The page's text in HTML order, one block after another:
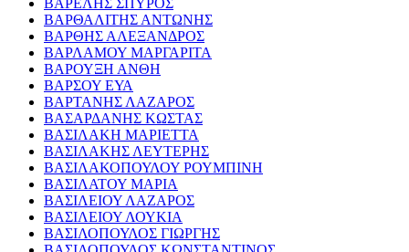
ΒΑΡΕΛΗΣ ΣΠΥΡΟΣ
ΒΑΡΘΑΛΙΤΗΣ ΑΝΤΩΝΗΣ
ΒΑΡΘΗΣ ΑΛΕΞΑΝΔΡΟΣ
ΒΑΡΛΑΜΟΥ ΜΑΡΓΑΡΙΤΑ
ΒΑΡΟΥΞΗ ΑΝΘΗ
ΒΑΡΣΟΥ ΕΥΑ
ΒΑΡΤΑΝΗΣ ΛΑΖΑΡΟΣ
ΒΑΣΑΡΔΑΝΗΣ ΚΩΣΤΑΣ
ΒΑΣΙΛΑΚΗ ΜΑΡΙΕΤΤΑ
ΒΑΣΙΛΑΚΗΣ ΛΕΥΤΕΡΗΣ
ΒΑΣΙΛΑΚΟΠΟΥΛΟΥ ΡΟΥΜΠΙΝΗ
ΒΑΣΙΛΑΤΟΥ ΜΑΡΙΑ
ΒΑΣΙΛΕΙΟΥ ΛΑΖΑΡΟΣ
ΒΑΣΙΛΕΙΟΥ ΛΟΥΚΙΑ
ΒΑΣΙΛΟΠΟΥΛΟΣ ΓΙΩΡΓΗΣ